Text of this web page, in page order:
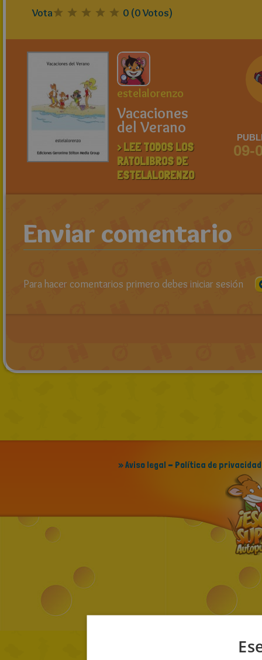
Vota 0 (0Votos)
estelalorenzo
Vacaciones
del Verano
> LEE TODOS LOS
RATOLIBROS DE
ESTELALORENZO
09-
Enviar comentario
Para hacer comentarios primero debes iniciar sesión
» Aviso legal - Política de privacidad